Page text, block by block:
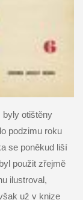
byly otištěny
podzimu roku
se poněkud liší
použit zřejmě
ilustroval,
už v knize